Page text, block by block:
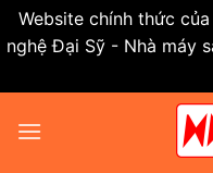
Website chính thức
nghệ Đại Sỹ - Nhà máy
qua